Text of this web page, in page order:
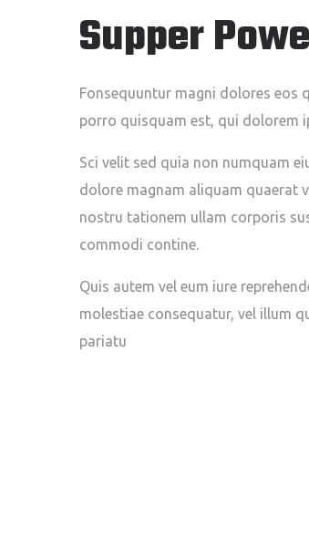
Supper
Fonsequuntur magni dolores eos
porro quisquam est, qui dolorem
Sci velit sed quia non numquam
dolore magnam aliquam quaerat
nostru tationem ullam corporis
commodi contine.
Quis autem vel eum iure
molestiae consequatur, vel illum
pariatu